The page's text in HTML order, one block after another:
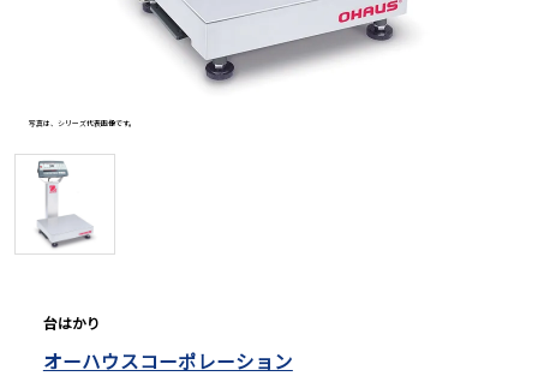
濃度・環境測定
色々な計測器
レベル・勾配測定
写真は、シリーズ代表画像です。
台はかり
オーハウスコーポレーション